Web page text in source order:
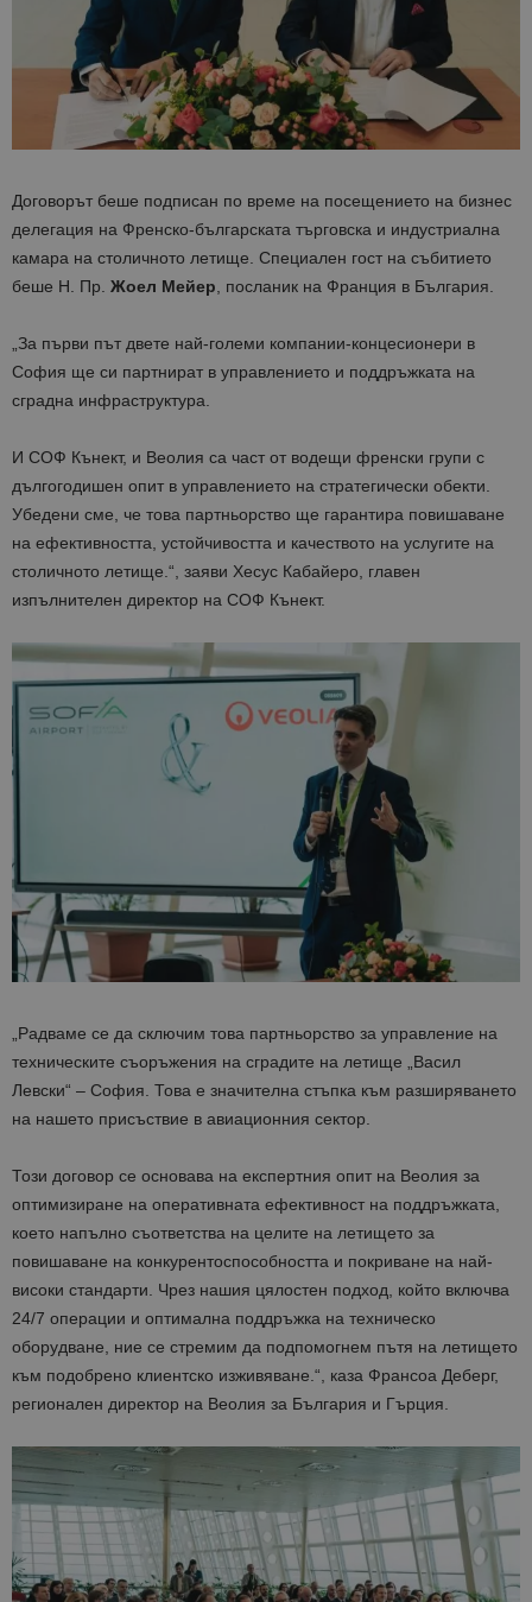
Договорът беше подписан по време на посещението на бизнес
делегация на Френско-българската търговска и индустриална
камара на столичното летище. Специален гост на събитието
беше Н. Пр. Жоел Мейер, посланик на Франция в България.
„За първи път двете най-големи компании-концесионери в
София ще си партнират в управлението и поддръжката на
сградна инфраструктура.
И СОФ Кънект, и Веолия са част от водещи френски групи с
дългогодишен опит в управлението на стратегически обекти.
Убедени сме, че това партньорство ще гарантира повишаване
на ефективността, устойчивостта и качеството на услугите на
столичното летище.“, заяви Хесус Кабайеро, главен
изпълнителен директор на СОФ Кънект.
„Радваме се да сключим това партньорство за управление на
техническите съоръжения на сградите на летище „Васил
Левски“ – София. Това е значителна стъпка към разширяването
на нашето присъствие в авиационния сектор.
Този договор се основава на експертния опит на Веолия за
оптимизиране на оперативната ефективност на поддръжката,
което напълно съответства на целите на летището за
повишаване на конкурентоспособността и покриване на най-
високи стандарти. Чрез нашия цялостен подход, който включва
24/7 операции и оптимална поддръжка на техническо
оборудване, ние се стремим да подпомогнем пътя на летището
към подобрено клиентско изживяване.“, каза Франсоа Деберг,
регионален директор на Веолия за България и Гърция.